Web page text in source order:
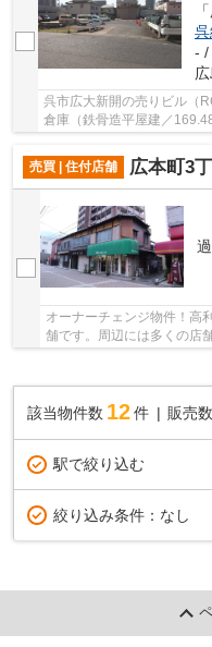
- /
呉市広大新開の売りビル（
倉庫（鉄骨造平屋建／
ら徒歩10分・新広駅徒歩11
売買 | 住付店舗
広本町3
オーナーチェンジ物件！高
舗です。周辺には多くの店
に最適なこの物件をお見逃
該当物件数 12件 販売数
駅で絞り込む
絞り込み条件： なし